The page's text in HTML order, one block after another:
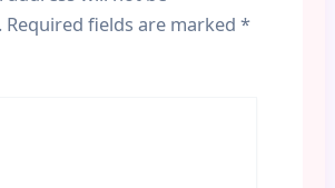
Required fields are marked *